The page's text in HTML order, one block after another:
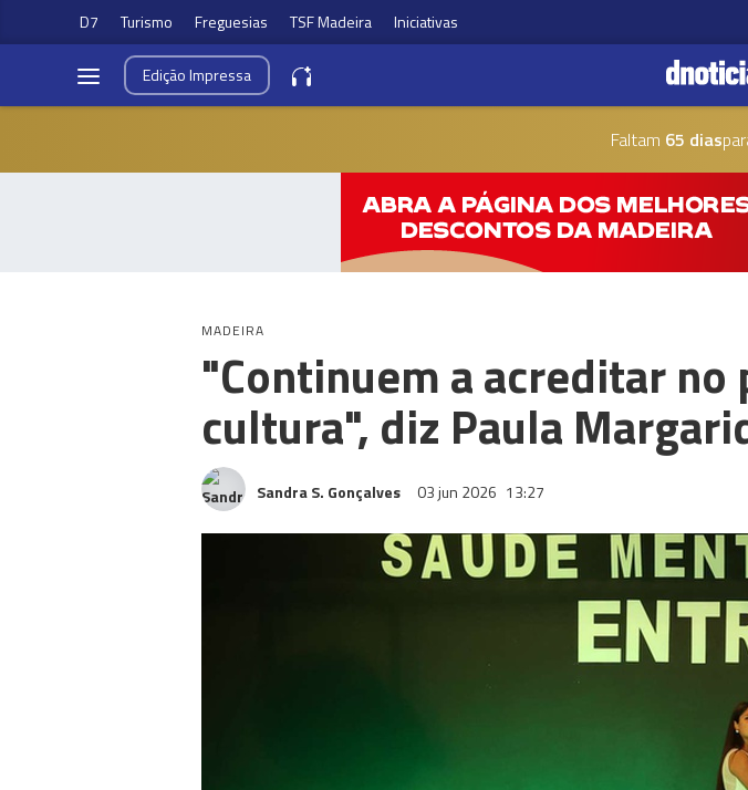
D7 Turismo Freguesias TSF Madeira Iniciativas
EdiçãoImpressa
Faltam 65 dias
MADEIRA
"Continuem a acreditar
cultura", diz Paula
Sandra S. Gonçalves 03 jun 2026 13:27